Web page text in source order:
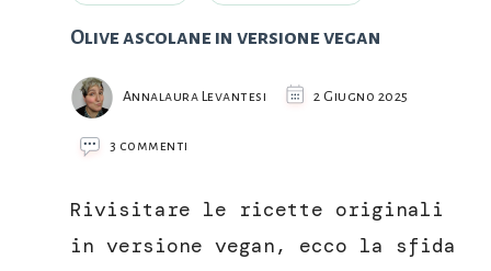
Olive ascolane in versione vegan
Annalaura Levantesi 2 Giugno 2025
3 commenti
in
Rivisitare le ricette originali
in versione vegan, ecco la sfida